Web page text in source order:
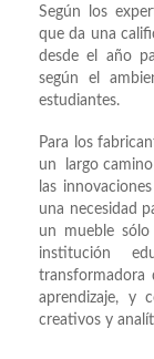
Según los
que da una
desde el año
según el
estudiantes.
Para los
un largo
las
una necesidad
un mueble
institución
transformadora
aprendizaje, y
creativos y